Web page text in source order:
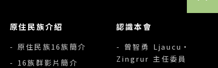
原住民族介紹
- 原住民族16族簡介
- 16族群影片簡介
認識本會
- 曾智勇 Ljaucu‧
Zingrur 主任委員